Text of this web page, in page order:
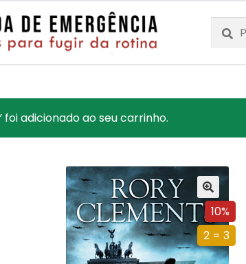
por:
Pesquisa
foi adicionado ao seu carrinho.
10%
2 = 3